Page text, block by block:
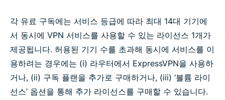
각 유료 구독에는 서비스 등급에 따라 최대 14대 기기에
서 동시에 VPN 서비스를 사용할 수 있는 라이선스 1개가
제공됩니다. 허용된 기기 수를 초과해 동시에 서비스를 이
용하려는 경우에는 (i) 라우터에서 ExpressVPN을 사용하
거나, (ii) 구독 플랜을 추가로 구매하거나, (iii) ‘볼륨 라이
선스’ 옵션을 통해 추가 라이선스를 구매할 수 있습니다.